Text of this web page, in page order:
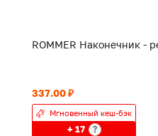
337.00 ₽
Мгновенный кеш-бэк
+ 17 ?